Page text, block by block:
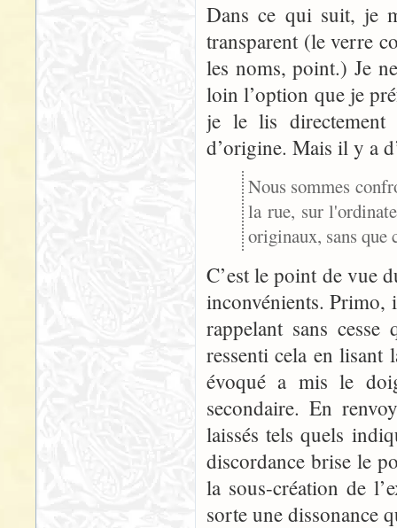
Dans ce qui suit, je
transparent (le verre
les noms, point.) Je
loin l’option que je
je le lis directement
d’origine. Mais il y a
Nous sommes
la rue, sur
originaux, sans que
C’est le point de vue
inconvénients. Primo,
rappelant sans cesse
ressenti cela en
évoqué a mis le
secondaire. En
laissés tels quels
discordance brise le
la sous-création de
sorte une dissonance